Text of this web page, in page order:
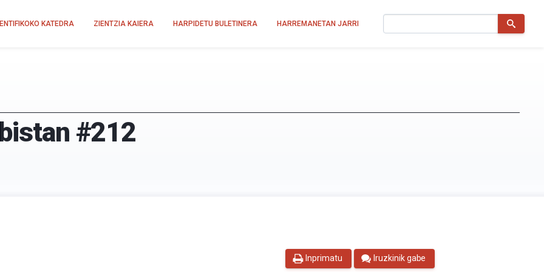
KATEDRA ZIENTZIA KAIERA HARPIDETU BULETINERA HARREMANETAN JARRI
#212
Inprimatu Iruzkinik gabe